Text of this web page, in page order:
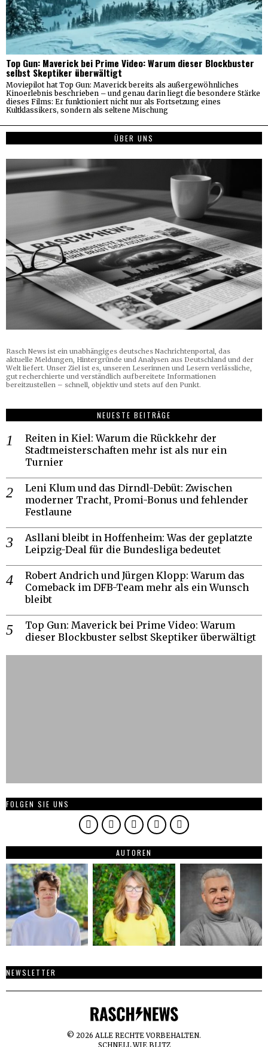
Top Gun: Maverick bei Prime Video: Warum dieser Blockbuster
selbst Skeptiker überwältigt
Moviepilot hat Top Gun: Maverick bereits als außergewöhnliches
Kinoerlebnis beschrieben – und genau darin liegt die besondere Stärke
dieses Films: Er funktioniert nicht nur als Fortsetzung eines
Kultklassikers, sondern als seltene Mischung
ÜBER UNS
Rasch News ist ein unabhängiges deutsches Nachrichtenportal, das
aktuelle Meldungen, Hintergründe und Analysen aus Deutschland und der
Welt liefert. Unser Ziel ist es, unseren Leserinnen und Lesern verlässliche,
gut recherchierte und verständlich aufbereitete Informationen
bereitzustellen – schnell, objektiv und stets auf den Punkt.
NEUESTE BEITRÄGE
Reiten in Kiel: Warum die Rückkehr der
Stadtmeisterschaften mehr ist als nur ein
Turnier
Leni Klum und das Dirndl-Debüt: Zwischen
moderner Tracht, Promi-Bonus und fehlender
Festlaune
Asllani bleibt in Hoffenheim: Was der geplatzte
Leipzig-Deal für die Bundesliga bedeutet
Robert Andrich und Jürgen Klopp: Warum das
Comeback im DFB-Team mehr als ein Wunsch
bleibt
Top Gun: Maverick bei Prime Video: Warum
dieser Blockbuster selbst Skeptiker überwältigt
FOLGEN SIE UNS
AUTOREN
NEWSLETTER
© 2026 ALLE RECHTE VORBEHALTEN.
SCHNELL WIE BLITZ